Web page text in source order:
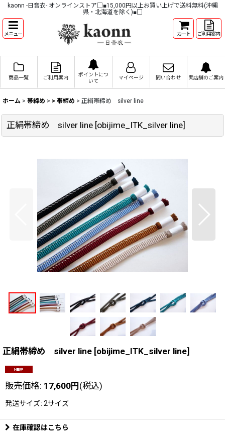
kaonn -日音衣- オンラインストア□■15,000円以上お買い上げで送料無料(沖縄
県・北海道を除く)■□
メニュー カート ご利用案内
商品一覧 ご利用案内
ポイントにつ
いて
マイページ 問い合わせ 実店舗のご案内
ホーム > 帯締め > > 帯締め > 正絹帯締め silver line
正絹帯締め silver line [obijime_ITK_silver line]
正絹帯締め silver line [obijime_ITK_silver line]
販売価格: 17,600円(税込)
発送サイズ: 2サイズ
在庫確認はこちら